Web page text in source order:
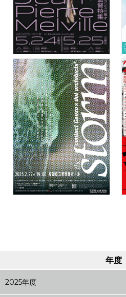
年度
2025年度